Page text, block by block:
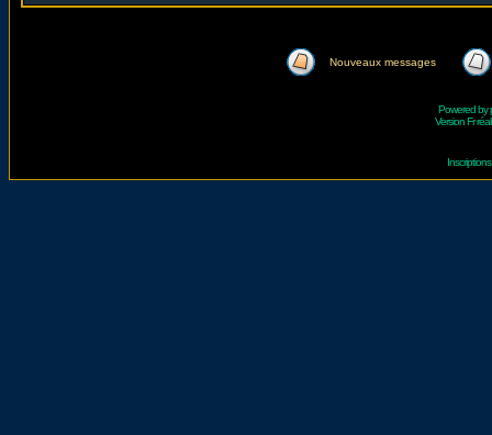
Nouveaux messages
Powered by
Version Fr